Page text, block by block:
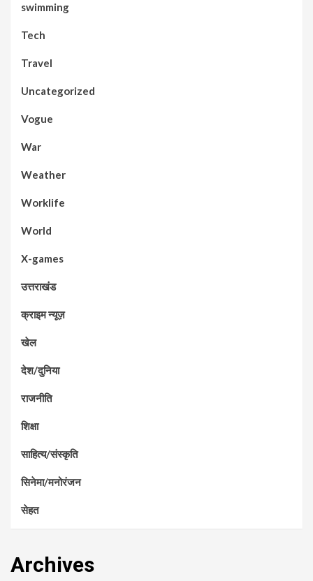
swimming
Tech
Travel
Uncategorized
Vogue
War
Weather
Worklife
World
X-games
उत्तराखंड
क्राइम न्यूज़
खेल
देश/दुनिया
राजनीति
शिक्षा
साहित्य/संस्कृति
सिनेमा/मनोरंजन
सेहत
Archives